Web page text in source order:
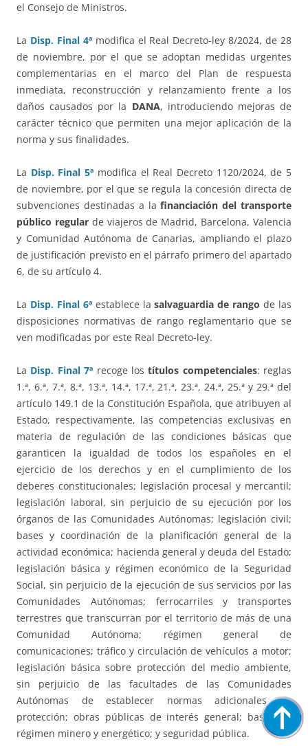
el Consejo de Ministros.
La Disp. Final 4ª modifica el Real Decreto-ley 8/2024, de 28
de noviembre, por el que se adoptan medidas urgentes
complementarias en el marco del Plan de respuesta
inmediata, reconstrucción y relanzamiento frente a los
daños causados por la DANA, introduciendo mejoras de
carácter técnico que permiten una mejor aplicación de la
norma y sus finalidades.
La Disp. Final 5ª modifica el Real Decreto 1120/2024, de 5
de noviembre, por el que se regula la concesión directa de
subvenciones destinadas a lafinanciación del transporte
público regularde viajeros de Madrid, Barcelona, Valencia
y Comunidad Autónoma de Canarias, ampliando el plazo
de justificación previsto en el párrafo primero del apartado
6, de su artículo 4.
La Disp. Final 6ªestablece lasalvaguardia de rango de las
disposiciones normativas de rango reglamentario que se
ven modificadas por este Real Decreto-ley.
La Disp. Final 7ª recoge lostítulos competenciales: reglas
1.ª, 6.ª, 7.ª, 8.ª, 13.ª, 14.ª, 17.ª, 21.ª, 23.ª, 24.ª, 25.ª y 29.ª del
artículo 149.1 de la Constitución Española, que atribuyen al
Estado, respectivamente, las competencias exclusivas en
materia de regulación de las condiciones básicas que
garanticen la igualdad de todos los españoles en el
ejercicio de los derechos y en el cumplimiento de los
deberes constitucionales; legislación procesal y mercantil;
legislación laboral, sin perjuicio de su ejecución por los
órganos de las Comunidades Autónomas; legislación civil;
bases y coordinación de la planificación general de la
actividad económica; hacienda general y deuda del Estado;
legislación básica y régimen económico de la Seguridad
Social, sin perjuicio de la ejecución de sus servicios por las
Comunidades Autónomas; ferrocarriles y transportes
terrestres que transcurran por el territorio de más de una
Comunidad Autónoma; régimen general de
comunicaciones; tráfico y circulación de vehículos a motor;
legislación básica sobre protección del medio ambiente,
sin perjuicio de las facultades de las Comunidades
Autónomas de establecer normas adicionales de
protección; obras públicas de interés general; bases de
régimen minero y energético; y seguridad pública.